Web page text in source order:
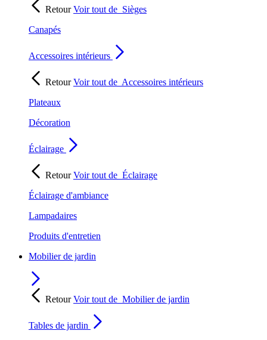
RetourVoir tout de Sièges
Canapés
Accessoires intérieurs
RetourVoir tout de Accessoires intérieurs
Plateaux
Décoration
Éclairage
RetourVoir tout de Éclairage
Éclairage d'ambiance
Lampadaires
Produits d'entretien
Mobilier de jardin
RetourVoir tout de Mobilier de jardin
Tables de jardin